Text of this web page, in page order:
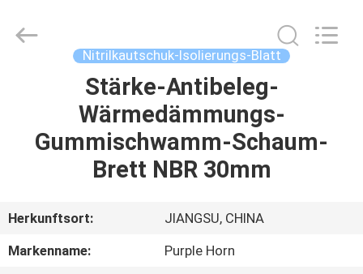
PRODUKTE
UNS
Commerce
Nitrilkautschuk-Isolierungs-Blatt
Stärke-Antibeleg-
Wärmedämmungs-
Gummischwamm-Schaum-
Brett NBR 30mm
Herkunftsort:
JIANGSU, CHINA
Markenname:
Purple Horn